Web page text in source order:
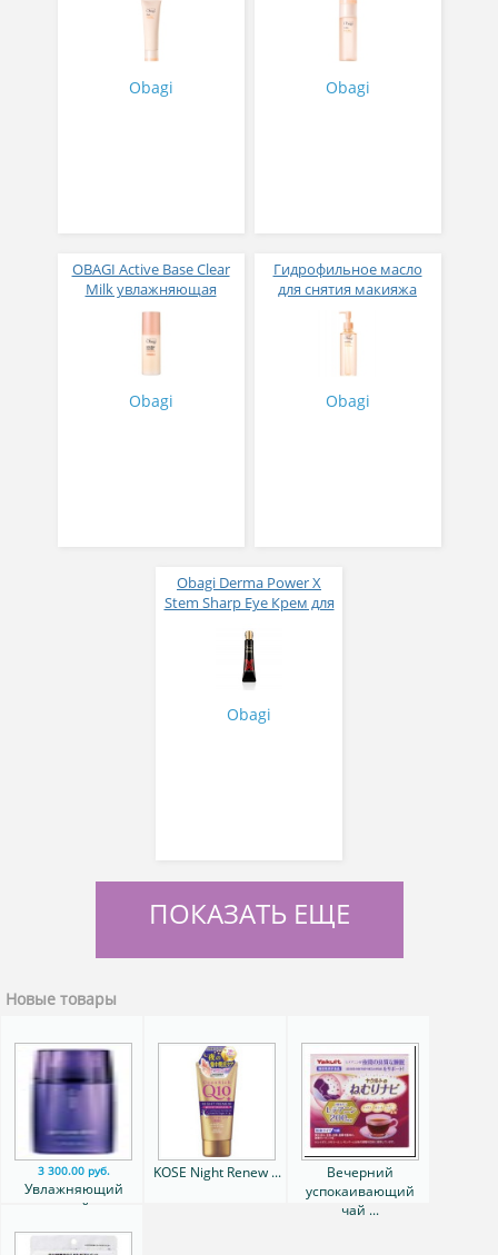
Obagi Obagi
OBAGI Active Base Clear
Milk увлажняющая
эмульсия 120 мл
Obagi
Гидрофильное масло
для снятия макияжа
Obagi Active Base Clear
Cleansing 156мл
Obagi
Obagi Derma Power X
Stem Sharp Eye Крем для
Obagi
ПОКАЗАТЬ ЕЩЕ
Новые товары
3 300.00 руб.
Увлажняющий
термальный лосьон
KOSE Night Renew ...
Вечерний
успокаивающий
чай ...